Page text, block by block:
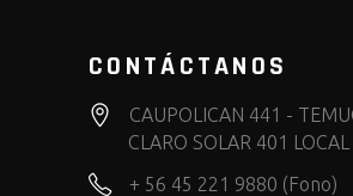
CONTÁCTANOS
CAUPOLICAN 441 -
CLARO SOLAR 401
+ 56 45 221 9880 (Fono)